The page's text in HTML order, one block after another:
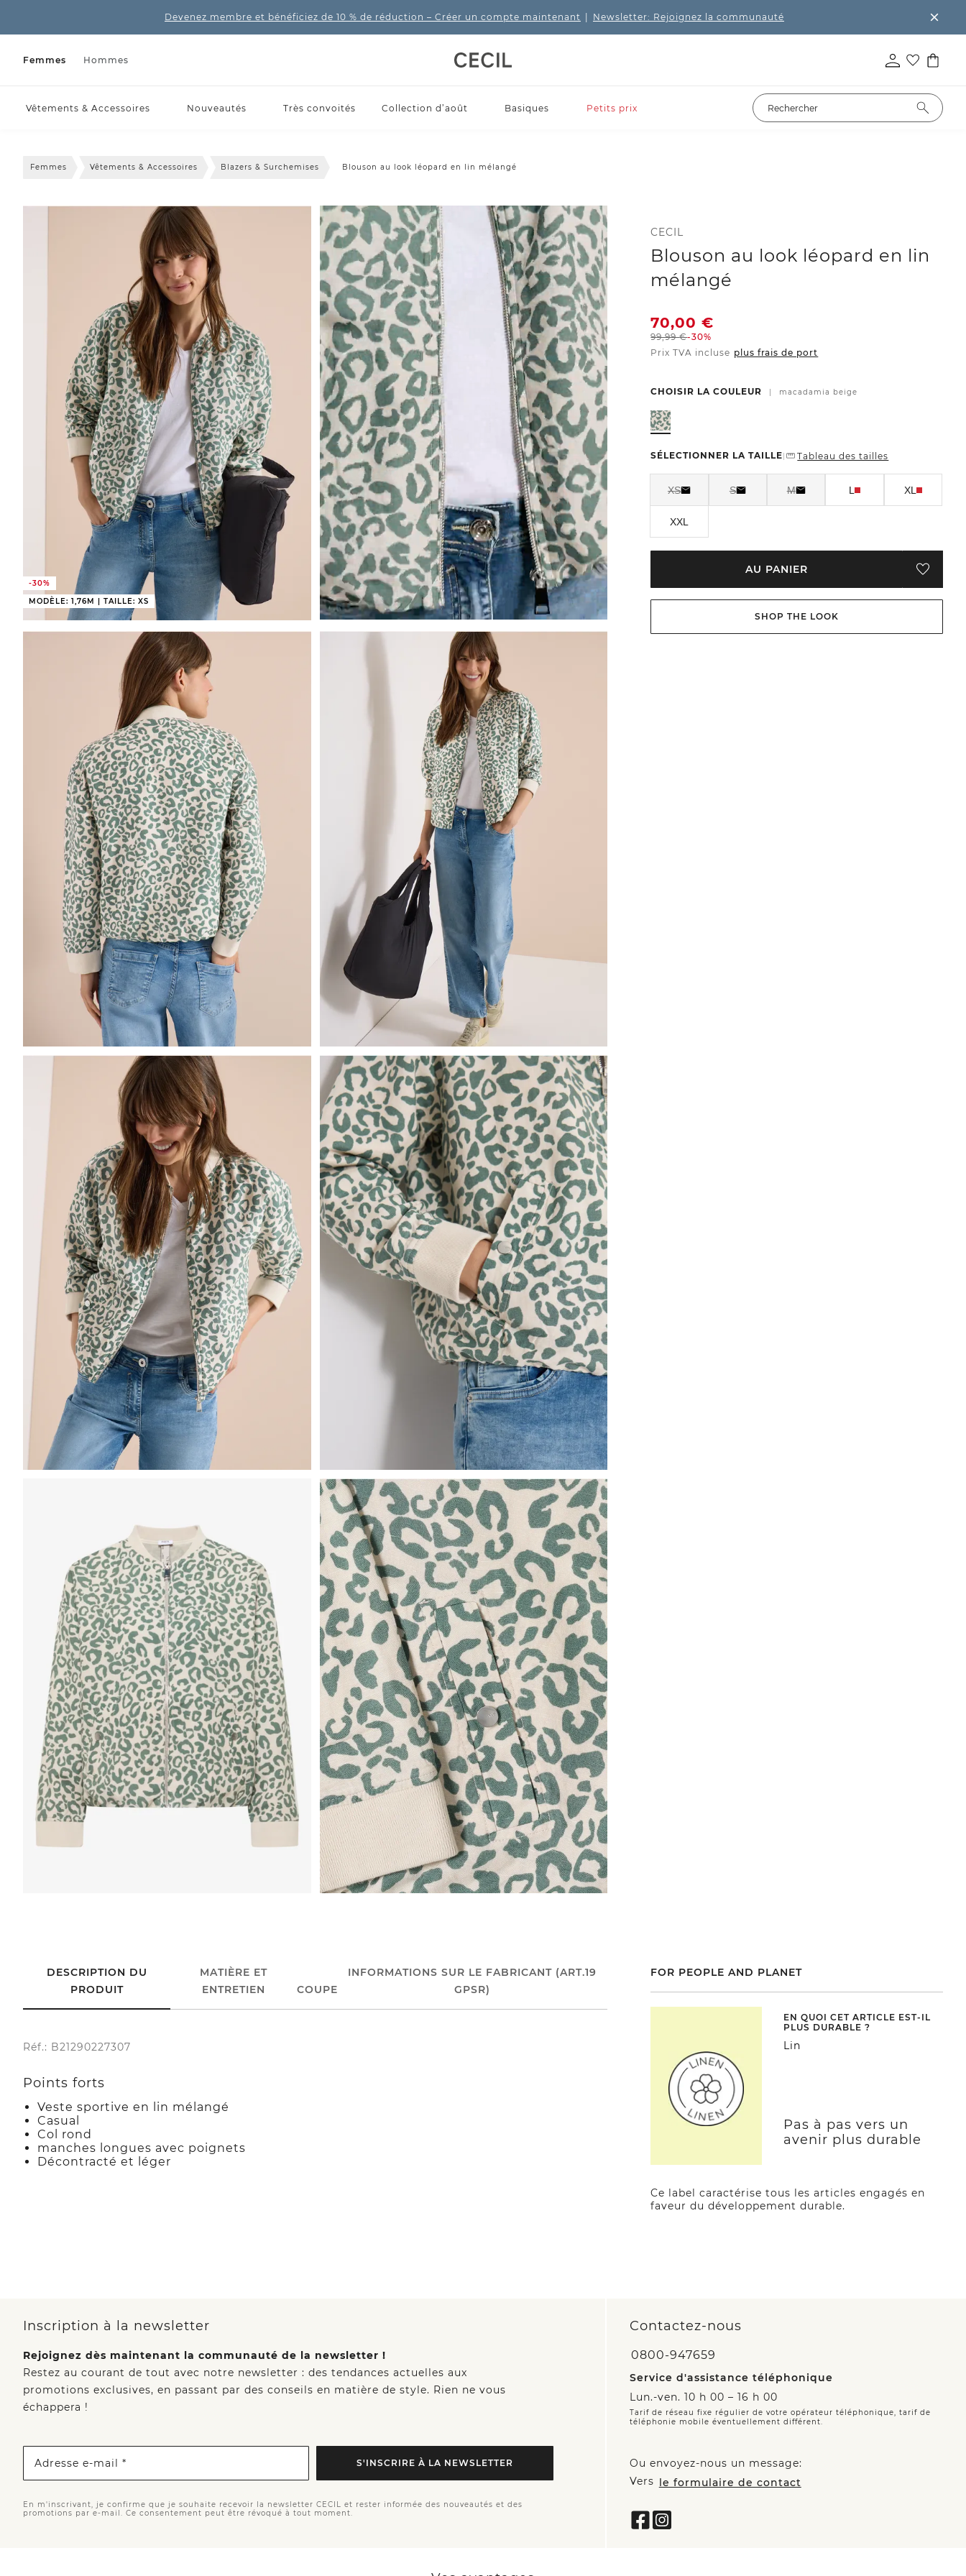
Devenez membre et bénéficiez de 10 % de réduction – Créer un compte maintenant Newsletter: Rejoignez la communauté
Femmes Hommes
Vêtements & Accessoires Nouveautés Très convoités Collection d’août Basiques Petits prix
Femmes Vêtements & Accessoires Blazers & Surchemises Blouson au look léopard en lin mélangé
-30%
MODÈLE: 1,76M | TAILLE: XS
CECIL
Blouson au look léopard en lin
mélangé
70,00€
99,99€-30%
Prix TVA incluse plus frais de port
CHOISIR LA COULEUR | macadamia beige
SÉLECTIONNER LA TAILLE| Tableau des tailles
XS S M L XL
XXL
AU PANIER
SHOP THE LOOK
DESCRIPTION DU
PRODUIT
MATIÈRE ET
ENTRETIEN
COUPE
INFORMATIONS SUR LE FABRICANT (ART.19
GPSR)
Réf.: B21290227307
Points forts
Veste sportive en lin mélangé
Casual
Col rond
manches longues avec poignets
Décontracté et léger
FOR PEOPLE AND PLANET
EN QUOI CET ARTICLE EST-IL
PLUS DURABLE ?
Lin
Pas à pas vers un
avenir plus durable
Ce label caractérise tous les articles engagés en
faveur du développement durable.
Inscription à la newsletter
Rejoignez dès maintenant la communauté de la newsletter !
Restez au courant de tout avec notre newsletter : des tendances actuelles aux
promotions exclusives, en passant par des conseils en matière de style. Rien ne vous
échappera !
Adresse e-mail * S'INSCRIRE À LA NEWSLETTER
En m'inscrivant, je confirme que je souhaite recevoir la newsletter CECIL et rester informée des nouveautés et des
promotions par e-mail. Ce consentement peut être révoqué à tout moment.
Contactez-nous
0800-947659
Service d'assistance téléphonique
Lun.-ven. 10 h 00 – 16 h 00
Tarif de réseau fixe régulier de votre opérateur téléphonique, tarif de
téléphonie mobile éventuellement différent.
Ou envoyez-nous un message:
Vers le formulaire de contact